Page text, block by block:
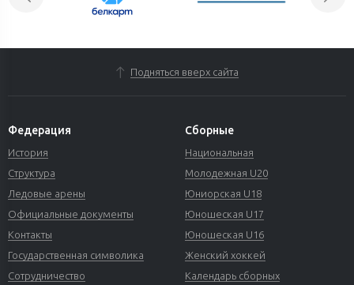
Подняться вверх сайта
Федерация
История
Структура
Ледовые арены
Официальные документы
Контакты
Государственная символика
Сотрудничество
Сборные
Национальная
Молодежная U20
Юниорская U18
Юношеская U17
Юношеская U16
Женский хоккей
Календарь сборных